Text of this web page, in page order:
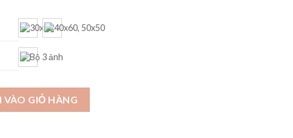
FBO03.431 số lượng
VÀO GIỎ HÀNG